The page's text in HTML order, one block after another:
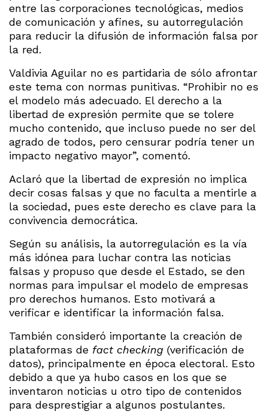
entre las corporaciones tecnológicas, medios
de comunicación y afines, su autorregulación
para reducir la difusión de información falsa por
la red.
Valdivia Aguilar no es partidaria de sólo afrontar
este tema con normas punitivas. “Prohibir no es
el modelo más adecuado. El derecho a la
libertad de expresión permite que se tolere
mucho contenido, que incluso puede no ser del
agrado de todos, pero censurar podría tener un
impacto negativo mayor”, comentó.
Aclaró que la libertad de expresión no implica
decir cosas falsas y que no faculta a mentirle a
la sociedad, pues este derecho es clave para la
convivencia democrática.
Según su análisis, la autorregulación es la vía
más idónea para luchar contra las noticias
falsas y propuso que desde el Estado, se den
normas para impulsar el modelo de empresas
pro derechos humanos. Esto motivará a
verificar e identificar la información falsa.
También consideró importante la creación de
plataformas de fact checking (verificación de
datos), principalmente en época electoral. Esto
debido a que ya hubo casos en los que se
inventaron noticias u otro tipo de contenidos
para desprestigiar a algunos postulantes.